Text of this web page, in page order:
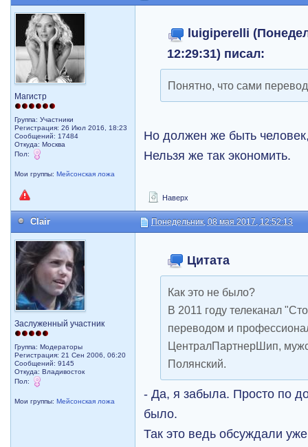
Магистр
Группа: Участники
Регистрация: 26 Июл 2016, 18:23
Сообщений: 17484
Откуда: Москва
Пол:
Мои группы:Мейсонская ложа
luigiperelli
12:29:31) писал:
Понятно, что сами
Но должен же быть
Нельзя же так экономить.
Наверх
Clair Понедельник, 08 мая 2017, 12:52:13
Заслуженный участник
Группа: Модераторы
Регистрация: 21 Сен 2006, 06:20
Сообщений: 9145
Откуда: Владивосток
Пол:
Мои группы:Мейсонская ложа
Цитата
Как это не было?
В 2011 году телеканал
переводом и
ЦентралПартнерШип,
Полянский.
- Да, я забыла. Просто по
было.
Так это ведь обсуждали